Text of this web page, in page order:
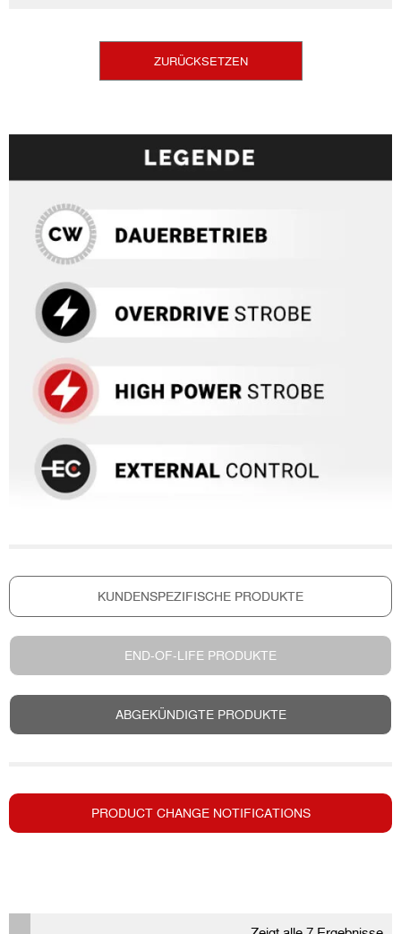
ZURÜCKSETZEN
KUNDENSPEZIFISCHE PRODUKTE
END-OF-LIFE PRODUKTE
ABGEKÜNDIGTE PRODUKTE
PRODUCT CHANGE NOTIFICATIONS